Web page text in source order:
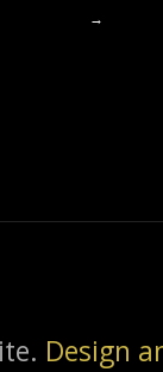
→
Design